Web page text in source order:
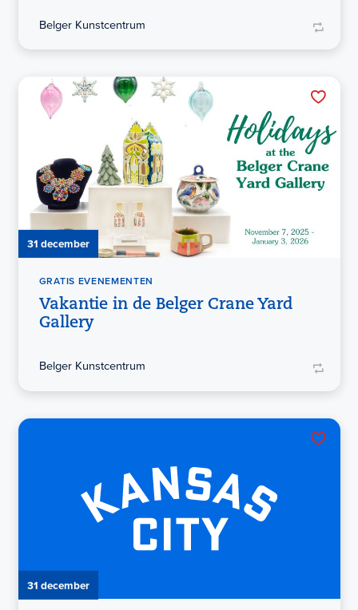
Belger Kunstcentrum
31 december
GRATIS EVENEMENTEN
Vakantie in de Belger Crane Yard
Gallery
Belger Kunstcentrum
31 december